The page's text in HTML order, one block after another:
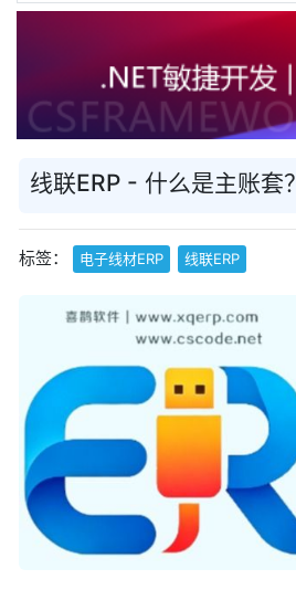
线联ERP - 什么是主账套？
标签： 电子线材ERP 线联ERP